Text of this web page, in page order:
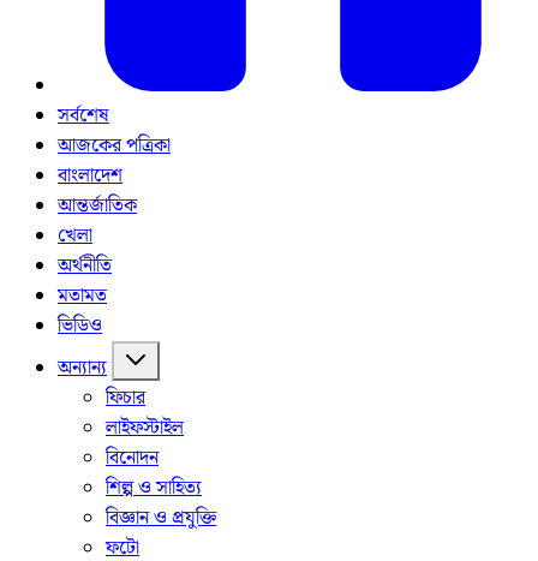
সর্বশেষ
আজকের পত্রিকা
বাংলাদেশ
আন্তর্জাতিক
খেলা
অর্থনীতি
মতামত
ভিডিও
অন্যান্য
ফিচার
লাইফস্টাইল
বিনোদন
শিল্প ও সাহিত্য
বিজ্ঞান ও প্রযুক্তি
ফটো